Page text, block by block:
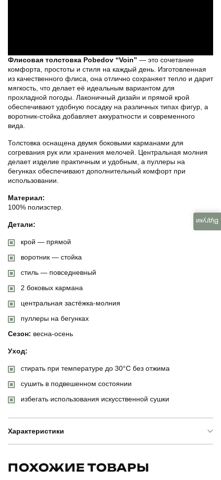
Флисовая толстовка Pobedov “Voin” — это сочетание
комфорта, простоты и стиля на каждый день. Изготовленная
из качественного флиса, она отлично сохраняет тепло и дарит
мягкость, что делает её идеальным вариантом для
прохладной погоды. Лаконичный дизайн и прямой крой
обеспечивают удобную посадку на различных типах фигур, а
воротник-стойка добавляет аккуратности и современного
вида.
Толстовка оснащена двумя боковыми карманами для
согревания рук или хранения мелочей. Центральная молния
делает изделие практичным и удобным, а пуллеры на
бегунках обеспечивают дополнительный комфорт при
использовании.
Материал:
100% полиэстер.
Детали:
крой — прямой
воротник — стойка
стиль — повседневный
2 боковых кармана
центральная застёжка-молния
пуллеры на бегунках
Сезон: весна-осень
Уход:
стирать при температуре до 30°C без отжима
сушить в подвешенном состоянии
избегать использования искусственной сушки
Характеристики
ПОХОЖИЕ ТОВАРЫ
Відгуки